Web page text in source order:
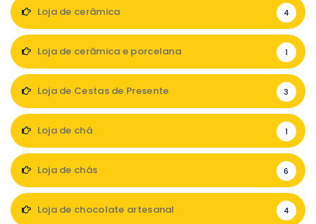
Loja de cerâmica 4
Loja de cerâmica e porcelana 1
Loja de Cestas de Presente 3
Loja de chá 1
Loja de chás 6
Loja de chocolate artesanal 4